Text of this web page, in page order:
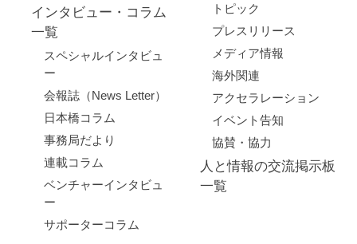
インタビュー・コラム
一覧
スペシャルインタビュ
ー
会報誌（News Letter）
日本橋コラム
事務局だより
連載コラム
ベンチャーインタビュ
ー
サポーターコラム
トピック
プレスリリース
メディア情報
海外関連
アクセラレーション
イベント告知
協賛・協力
人と情報の交流掲示板
一覧